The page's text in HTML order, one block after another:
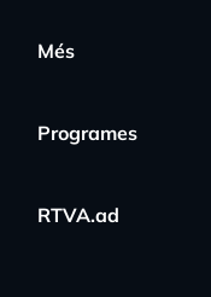
Més
Programes
RTVA.ad